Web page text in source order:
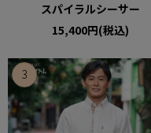
スパイラルシーサー
15,400円(税込)